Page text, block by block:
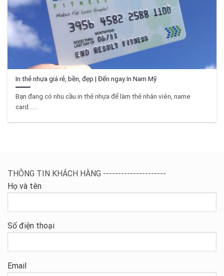
In thẻ nhựa giá rẻ, bền, đẹp | Đến ngay In Nam Mỹ
Bạn đang có nhu cầu in thẻ nhựa để làm thẻ nhân viên, name
card…...
THÔNG TIN KHÁCH HÀNG ---------------------
Họ và tên
Số điện thoại
Email